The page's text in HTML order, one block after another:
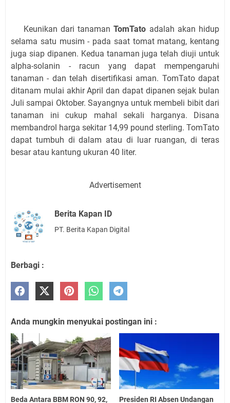
Keunikan dari tanamanTomTato adalah akan hidup
selama satu musim - pada saat tomat matang, kentang
juga siap dipanen. Kedua tanaman juga telah diuji untuk
alpha-solanin - racun yang dapat mempengaruhi
tanaman - dan telah disertifikasi aman. TomTato dapat
ditanam mulai akhir April dan dapat dipanen sejak bulan
Juli sampai Oktober. Sayangnya untuk membeli bibit dari
tanaman ini cukup mahal sekali harganya. Disana
membandrol harga sekitar 14,99 pound sterling. TomTato
dapat tumbuh di dalam atau di luar ruangan, di teras
besar atau kantung ukuran 40 liter.
Advertisement
Berita Kapan ID
PT. Berita Kapan Digital
Berbagi :
Anda mungkin menyukai postingan ini :
Beda Antara BBM RON 90, 92, Presiden RI Absen Undangan